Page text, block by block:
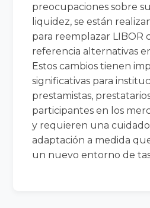
preocupaciones sobre
liquidez, se están
para reemplazar LIBOR
referencia alternativas
Estos cambios tienen
significativas para
prestamistas,
participantes en los
y requieren una
adaptación a medida
un nuevo entorno de